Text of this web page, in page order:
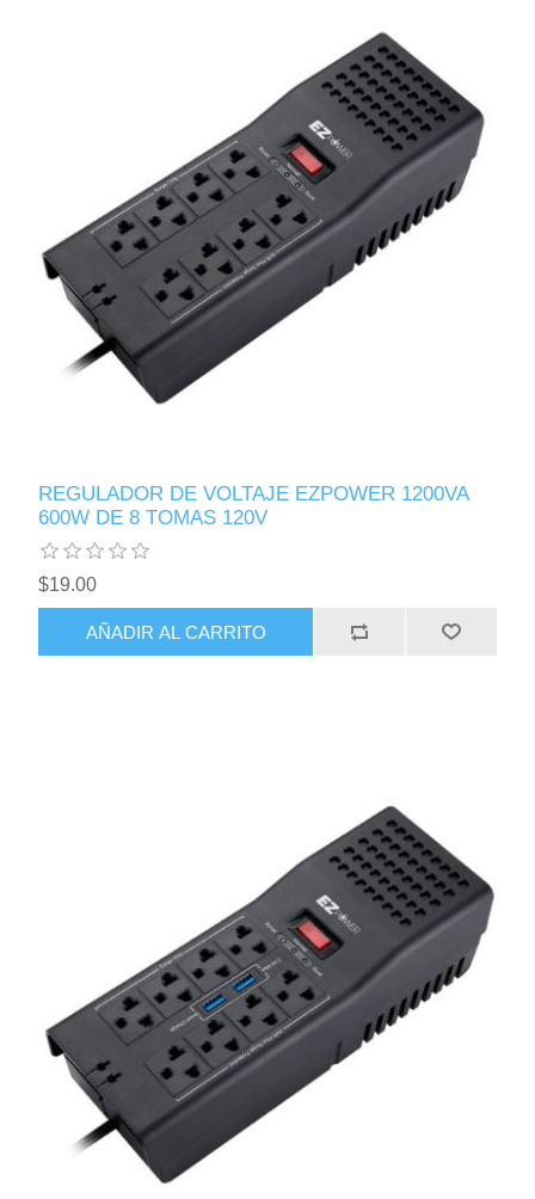
REGULADOR DE VOLTAJE EZPOWER 1200VA
600W DE 8 TOMAS 120V
$19.00
AÑADIR AL CARRITO